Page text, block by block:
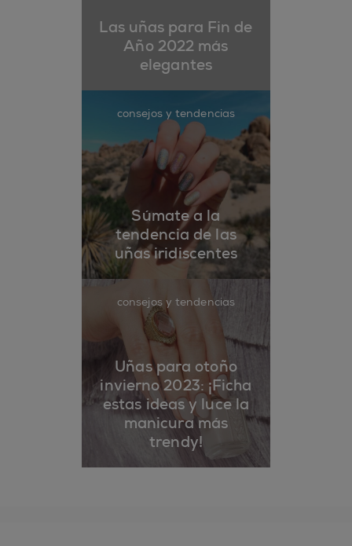
Las uñas para Fin de
Año 2022 más
elegantes
consejos y tendencias
Súmate a la
tendencia de las
uñas iridiscentes
consejos y tendencias
Uñas para otoño
invierno 2023: ¡Ficha
estas ideas y luce la
manicura más
trendy!